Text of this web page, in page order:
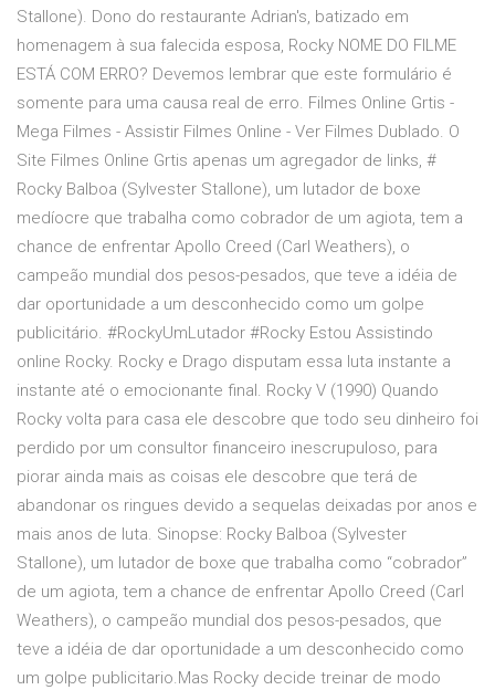
Stallone). Dono do restaurante Adrian's, batizado em
homenagem à sua falecida esposa, Rocky NOME DO FILME
ESTÁ COM ERRO? Devemos lembrar que este formulário é
somente para uma causa real de erro. Filmes Online Grtis -
Mega Filmes - Assistir Filmes Online - Ver Filmes Dublado. O
Site Filmes Online Grtis apenas um agregador de links, #
Rocky Balboa (Sylvester Stallone), um lutador de boxe
medíocre que trabalha como cobrador de um agiota, tem a
chance de enfrentar Apollo Creed (Carl Weathers), o
campeão mundial dos pesos-pesados, que teve a idéia de
dar oportunidade a um desconhecido como um golpe
publicitário. #RockyUmLutador #Rocky Estou Assistindo
online Rocky. Rocky e Drago disputam essa luta instante a
instante até o emocionante final. Rocky V (1990) Quando
Rocky volta para casa ele descobre que todo seu dinheiro foi
perdido por um consultor financeiro inescrupuloso, para
piorar ainda mais as coisas ele descobre que terá de
abandonar os ringues devido a sequelas deixadas por anos e
mais anos de luta. Sinopse: Rocky Balboa (Sylvester
Stallone), um lutador de boxe que trabalha como “cobrador”
de um agiota, tem a chance de enfrentar Apollo Creed (Carl
Weathers), o campeão mundial dos pesos-pesados, que
teve a idéia de dar oportunidade a um desconhecido como
um golpe publicitario.Mas Rocky decide treinar de modo